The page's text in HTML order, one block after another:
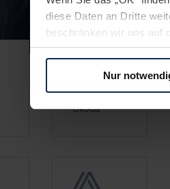
diese Daten an Dritte
beschränken wir uns auf
Sie somit nicht perfekt
nicht, diese Daten an
Datenschutzklauseln
Nur
Skoda